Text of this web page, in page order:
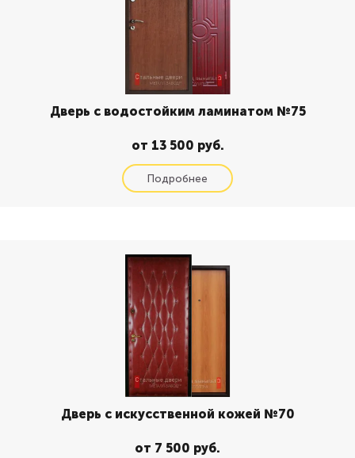
Дверь с водостойким ламинатом №75
от 13 500 руб.
Дверь с искусственной кожей №70
от 7 500 руб.